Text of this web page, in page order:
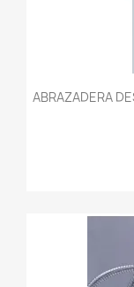
ABRAZADERA